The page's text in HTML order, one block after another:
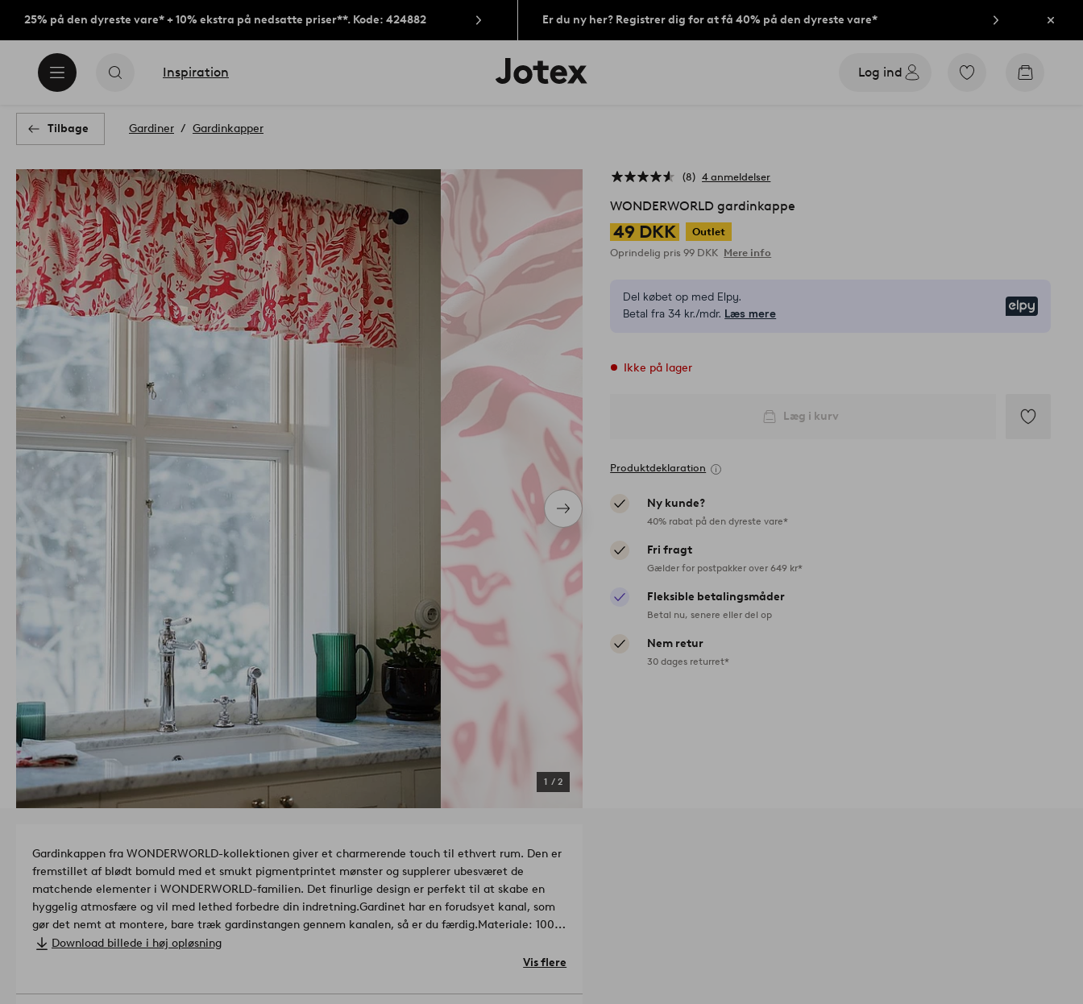
25% på den dyreste vare* + 10% ekstra på nedsatte priser**. Kode: 424882 Er du ny her? Registrer dig for at få 40% på den dyreste vare* Luk
Inspiration
Jotex
logo
Log ind
Gå
Gå
Tilbage Gardiner Gardinkapper
Næste
produkt
1 / 2
8 4 anmeldelser
WONDERWORLD gardinkappe
49 DKK
Outlet
Oprindelig pris99 DKK Mere info
Del købet op med Elpy.
Betal fra 34 kr./mdr. Læs mere
Ikke på lager
Læg i kurv
Produktdeklaration
Ny kunde?
40% rabat på den dyreste vare*
Fri fragt
Gælder for postpakker over 649 kr*
Fleksible betalingsmåder
Betal nu, senere eller del op
Nem retur
30 dages returret*
Gardinkappen fra WONDERWORLD-kollektionen giver et charmerende touch til ethvert rum. Den er
fremstillet af blødt bomuld med et smukt pigmentprintet mønster og supplerer ubesværet de
matchende elementer i WONDERWORLD-familien. Det finurlige design er perfekt til at skabe en
hyggelig atmosfære og vil med lethed forbedre din indretning.Gardinet har en forudsyet kanal, som
gør det nemt at montere, bare træk gardinstangen gennem kanalen, så er du færdig.Materiale: 100%
Bomuld.
Antal i emballage: 1.
Download billede i høj opløsning
Vis flere